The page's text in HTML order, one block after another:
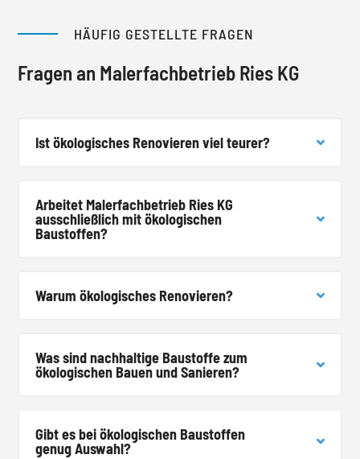
HÄUFIG GESTELLTE FRAGEN
Fragen an Malerfachbetrieb Ries KG
Ist ökologisches Renovieren viel teurer?
Arbeitet Malerfachbetrieb Ries KG
ausschließlich mit ökologischen
Baustoffen?
Warum ökologisches Renovieren?
Was sind nachhaltige Baustoffe zum
ökologischen Bauen und Sanieren?
Gibt es bei ökologischen Baustoffen
genug Auswahl?